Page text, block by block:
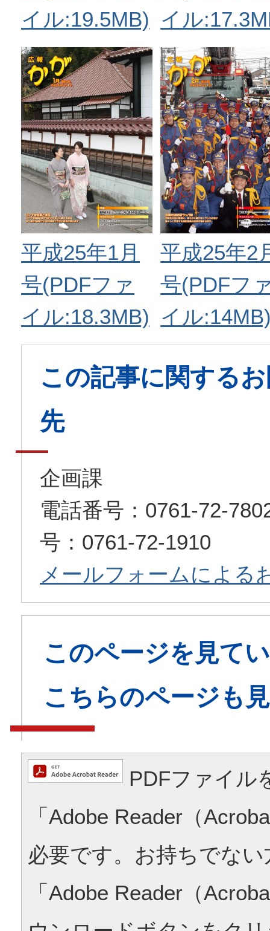
イル:19.5MB) イル
平成25年1月
号(PDFファ
イル:18.3MB)
平成25年2
号(PDFフ
イル
この記事に関する
先
企画課
電話番号：0761-72-
号：0761-72-1910
メールフォームによる
このページを見て
こちらのページも
PDFファイル
「Adobe Reader（
必要です。お持ちでな
「Adobe Reader（